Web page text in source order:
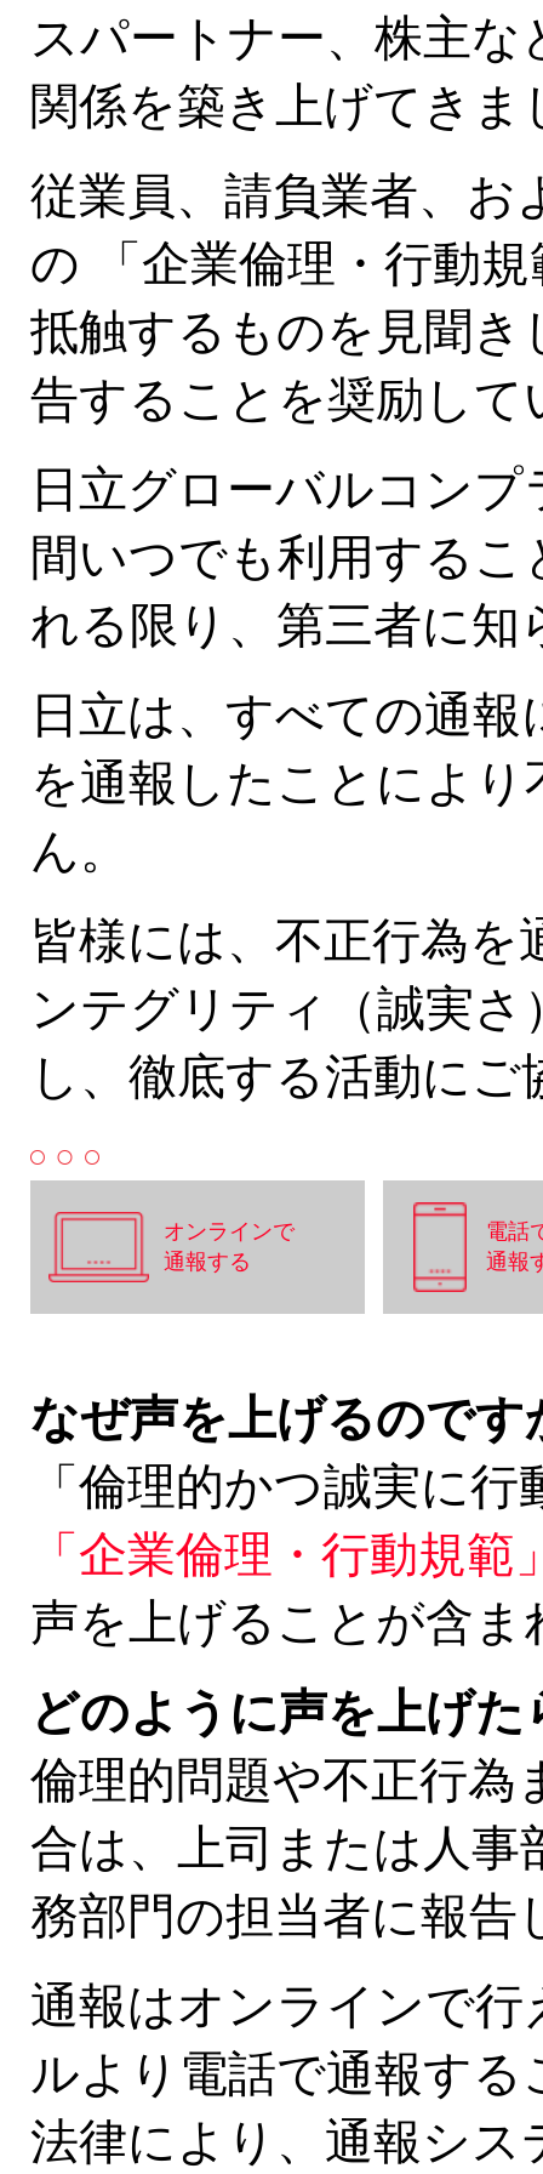
スパートナー、株主
関係を築き上げてきま
従業員、請負業者、お
の 「企業倫理・行動
抵触するものを見聞き
告することを奨励して
日立グローバルコン
間いつでも利用する
れる限り、第三者に
日立は、すべての通
を通報したことによ
ん。
皆様には、不正行為
ンテグリティ（誠実
し、徹底する活動に
オンラインで
通報する
電話
通報
なぜ声を上げるのです
「倫理的かつ誠実に
「企業倫理・行動規範
声を上げることが含ま
どのように声を上げ
倫理的問題や不正行為
合は、上司または人
務部門の担当者に報告
通報はオンラインで
ルより電話で通報す
法律により、通報シ